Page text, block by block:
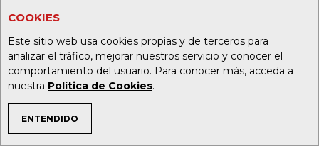
COOKIES
Este sitio web usa cookies propias y de terceros para
analizar el tráfico, mejorar nuestros servicio y conocer el
comportamiento del usuario. Para conocer más, acceda a
nuestra Política de Cookies.
ENTENDIDO
TEMAS DE INTERÉS